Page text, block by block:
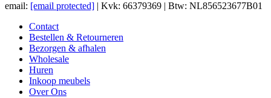
email: [email protected] | Kvk: 66379369 | Btw: NL856523677B01
Contact
Bestellen & Retourneren
Bezorgen & afhalen
Wholesale
Huren
Inkoop meubels
Over Ons